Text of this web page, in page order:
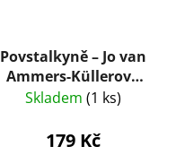
Povstalkyně – Jo van
Ammers-Küllerová
(1949)
Skladem (1 ks)
179 Kč